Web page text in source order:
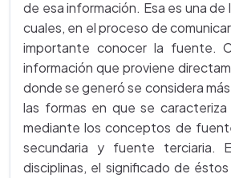
de esa información. Esa es una de
cuales, en el proceso de
importante conocer la fuente.
información que proviene
donde se generó se considera
las formas en que se caracteriza
mediante los conceptos de
secundaria y fuente terciaria.
disciplinas, el significado de